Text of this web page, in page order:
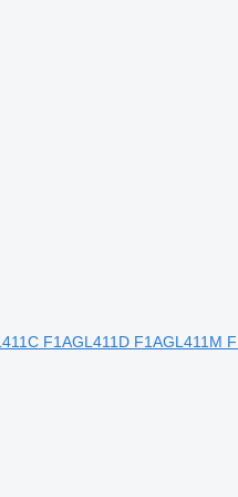
F1AGL411D F1AGL411M